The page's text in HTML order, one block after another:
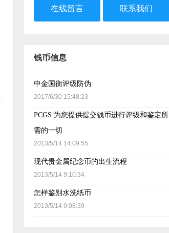
在线留言 联系我们
钱币信息
中金国衡评级防伪
2017/6/30 15:48:23
PCGS 为您提供提交钱币进行评级和鉴定所
需的一切
2013/5/14 14:09:55
现代贵金属纪念币的出生流程
2013/5/14 9:10:34
怎样鉴别水洗纸币
2013/5/14 9:08:39